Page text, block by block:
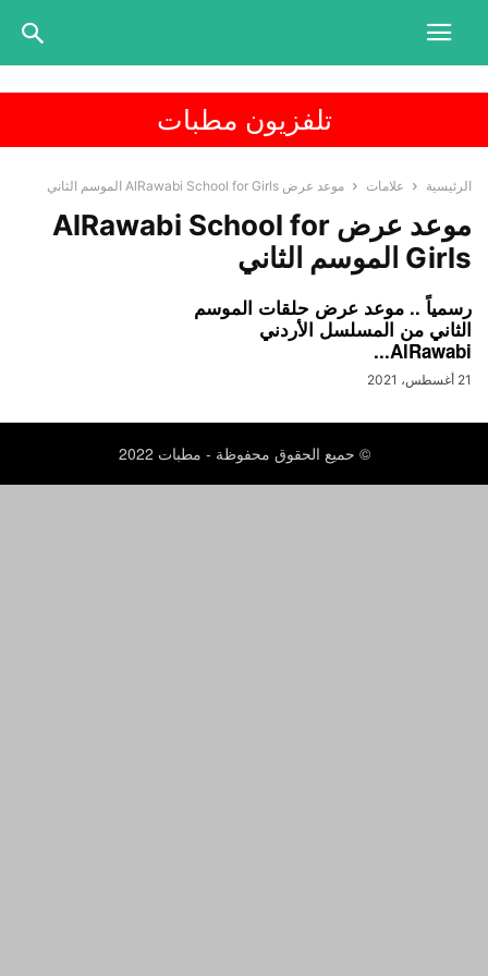
تلفزيون مطبات
الرئيسية علامات موعد عرض AlRawabi School for Girls الموسم الثاني
موعد عرض AlRawabi School for
Girls الموسم الثاني
رسمياً .. موعد عرض حلقات الموسم
الثاني من المسلسل الأردني
AlRawabi...
21 أغسطس، 2021
© حميع الحقوق محفوظة - مطبات 2022